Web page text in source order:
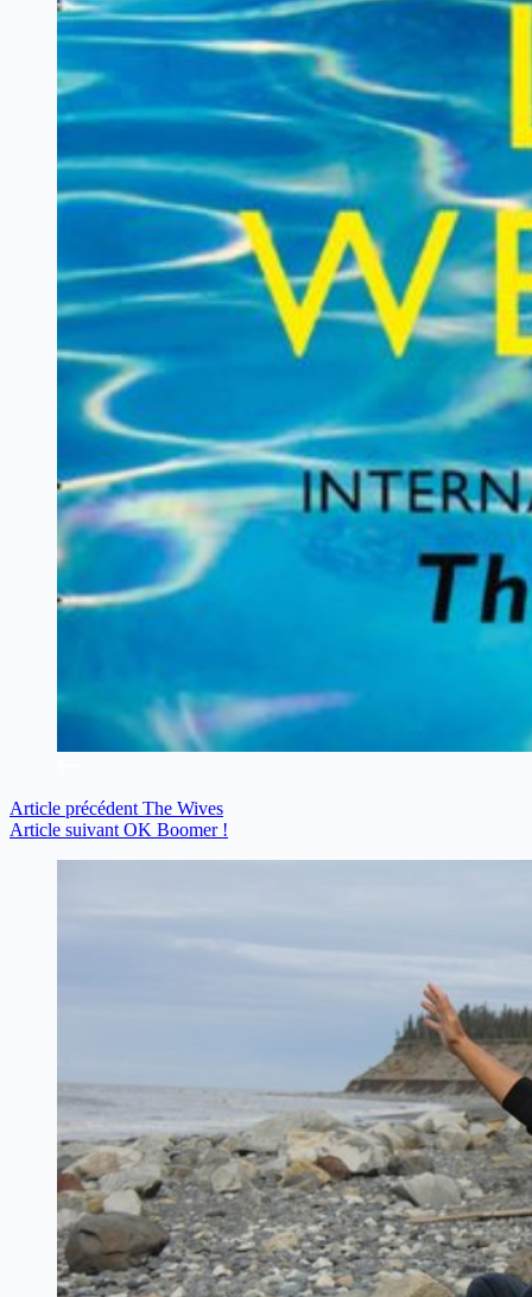
Article précédent The Wives
Article suivant OK Boomer !